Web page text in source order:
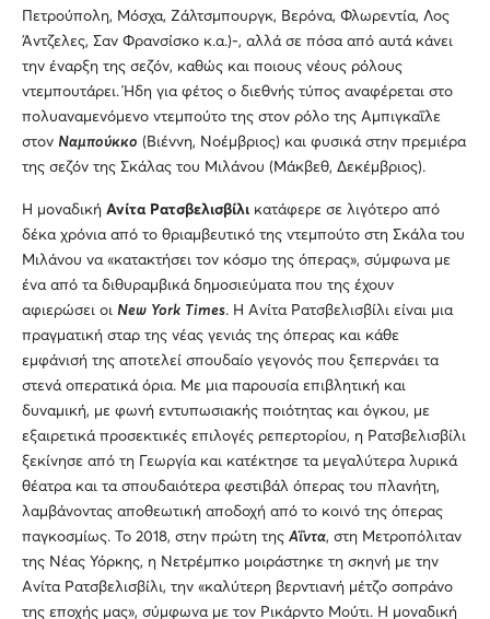
Πετρούπολη, Μόσχα, Ζάλτσμπουργκ, Βερόνα, Φλωρεντία, Λος
Άντζελες, Σαν Φρανσίσκο κ.α.)-, αλλά σε πόσα από αυτά κάνει
την έναρξη της σεζόν, καθώς και ποιους νέους ρόλους
ντεμπουτάρει. Ήδη για φέτος ο διεθνής τύπος αναφέρεται στο
πολυαναμενόμενο ντεμπούτο της στον ρόλο της Αμπιγκαΐλε
στον Ναμπούκκο (Βιέννη, Νοέμβριος) και φυσικά στην πρεμιέρα
της σεζόν της Σκάλας του Μιλάνου (Μάκβεθ, Δεκέμβριος).
Η μοναδική Ανίτα Ρατσβελισβίλι κατάφερε σε λιγότερο από
δέκα χρόνια από το θριαμβευτικό της ντεμπούτο στη Σκάλα του
Μιλάνου να «κατακτήσει τον κόσμο της όπερας», σύμφωνα με
ένα από τα διθυραμβικά δημοσιεύματα που της έχουν
αφιερώσει οι New York Times. Η Ανίτα Ρατσβελισβίλι είναι μια
πραγματική σταρ της νέας γενιάς της όπερας και κάθε
εμφάνισή της αποτελεί σπουδαίο γεγονός που ξεπερνάει τα
στενά οπερατικά όρια. Με μια παρουσία επιβλητική και
δυναμική, με φωνή εντυπωσιακής ποιότητας και όγκου, με
εξαιρετικά προσεκτικές επιλογές ρεπερτορίου, η Ρατσβελισβίλι
ξεκίνησε από τη Γεωργία και κατέκτησε τα μεγαλύτερα λυρικά
θέατρα και τα σπουδαιότερα φεστιβάλ όπερας του πλανήτη,
λαμβάνοντας αποθεωτική αποδοχή από το κοινό της όπερας
παγκοσμίως. To 2018, στην πρώτη της Αΐντα, στη Μετροπόλιταν
της Νέας Υόρκης, η Νετρέμπκο μοιράστηκε τη σκηνή με την
Ανίτα Ρατσβελισβίλι, την «καλύτερη βερντιανή μέτζο σοπράνο
της εποχής μας», σύμφωνα με τον Ρικάρντο Μούτι. Η μοναδική